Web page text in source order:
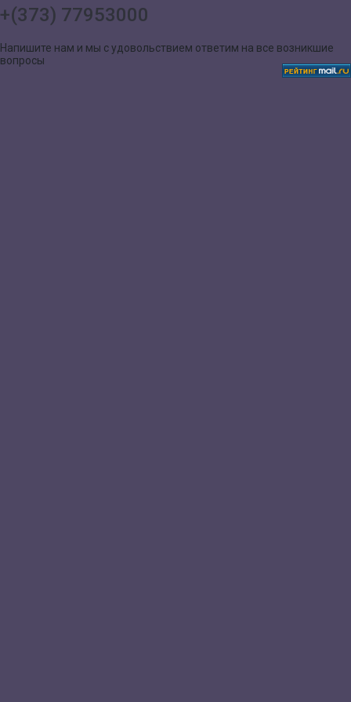
+(373) 77953000
Напишите нам и мы с удовольствием ответим на все возникшие
вопросы